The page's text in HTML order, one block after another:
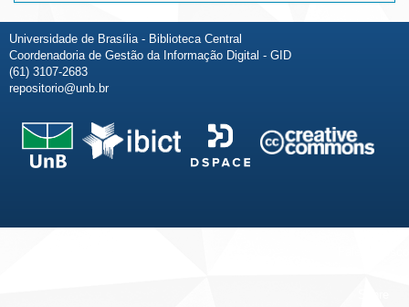
Universidade de Brasília - Biblioteca Central
Coordenadoria de Gestão da Informação Digital - GID
(61) 3107-2683
repositorio@unb.br